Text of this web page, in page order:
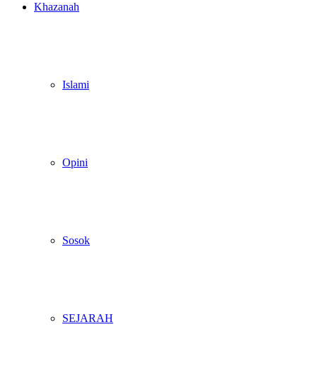
Khazanah
Islami
Opini
Sosok
SEJARAH